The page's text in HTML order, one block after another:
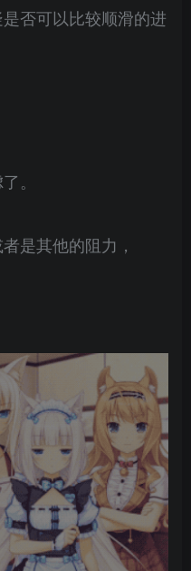
否可以比较顺滑的进
。
是其他的阻力，